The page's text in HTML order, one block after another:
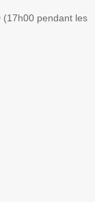
pendant les